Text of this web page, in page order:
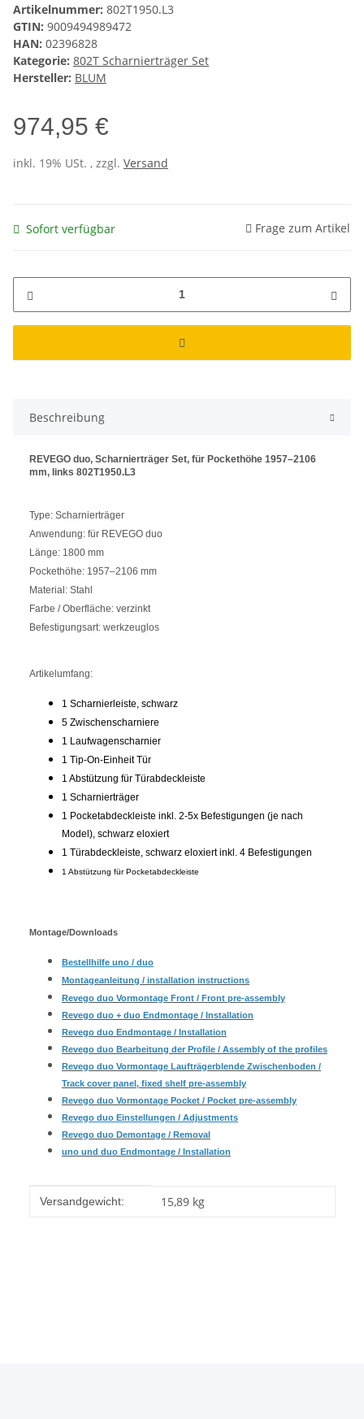
Artikelnummer: 802T1950.L3
GTIN: 9009494989472
HAN: 02396828
Kategorie: 802T Scharnierträger Set
Hersteller: BLUM
974,95 €
inkl. 19% USt. , zzgl. Versand
Sofort verfügbar Frage zum Artikel
Beschreibung
REVEGO duo, Scharnierträger Set, für Pockethöhe 1957–2106
mm, links 802T1950.L3
Type: Scharnierträger
Anwendung: für REVEGO duo
Länge: 1800 mm
Pockethöhe: 1957–2106 mm
Material: Stahl
Farbe / Oberfläche: verzinkt
Befestigungsart: werkzeuglos
Artikelumfang:
1 Scharnierleiste, schwarz
5 Zwischenscharniere
1 Laufwagenscharnier
1 Tip-On-Einheit Tür
1 Abstützung für Türabdeckleiste
1 Scharnierträger
1 Pocketabdeckleiste inkl. 2-5x Befestigungen (je nach
Model), schwarz eloxiert
1 Türabdeckleiste, schwarz eloxiert inkl. 4 Befestigungen
1 Abstützung für Pocketabdeckleiste
Montage/Downloads
Bestellhilfe uno / duo
Montageanleitung / installation instructions
Revego duo Vormontage Front / Front pre-assembly
Revego duo + duo Endmontage / Installation
Revego duo Endmontage / Installation
Revego duo Bearbeitung der Profile / Assembly of the profiles
Revego duo Vormontage Laufträgerblende Zwischenboden /
Track cover panel, fixed shelf pre-assembly
Revego duo Vormontage Pocket / Pocket pre-assembly
Revego duo Einstellungen / Adjustments
Revego duo Demontage / Removal
uno und duo Endmontage / Installation
Produkteigenschaft
Wert
Versandgewicht: 15,89 kg